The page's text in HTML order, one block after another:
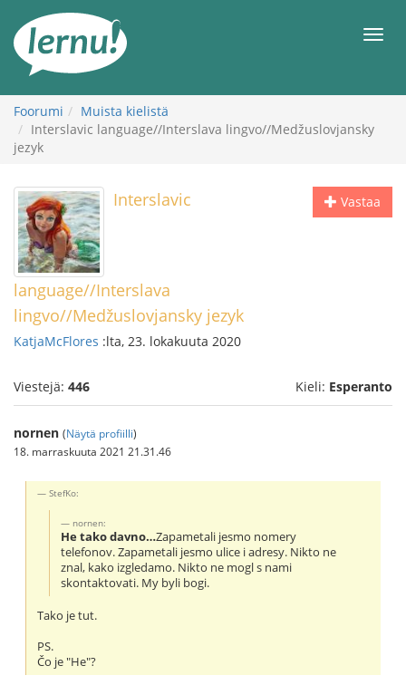
sisältöön
Foorumi
Muista kielistä
Interslavic language//Interslava lingvo//Medžuslovjansky
jezyk
Vastaa
Interslavic
language//Interslava
lingvo//Medžuslovjansky jezyk
KatjaMcFlores :lta, 23. lokakuuta 2020
Viestejä: 446 Kieli: Esperanto
nornen (Näytä profiilli)
18. marraskuuta 2021 21.31.46
StefKo:
nornen:
He tako davno…Zapametali jesmo nomery
telefonov. Zapametali jesmo ulice i adresy. Nikto ne
znal, kako izgledamo. Nikto ne mogl s nami
skontaktovati. My byli bogi.
Tako je tut.
PS.
Čo je "He"?